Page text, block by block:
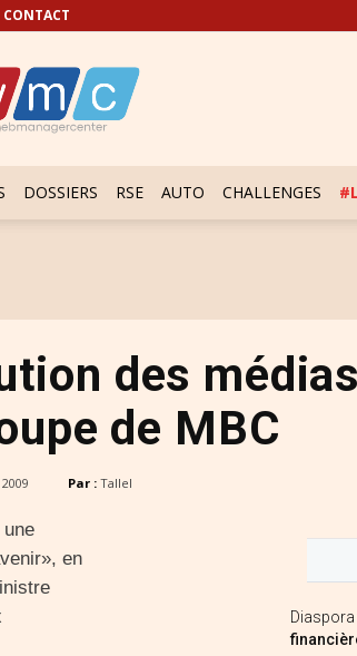
CONTACT
DOSSIERS RSE AUTO CHALLENGES
des
de MBC
Par : Tallel
une
en